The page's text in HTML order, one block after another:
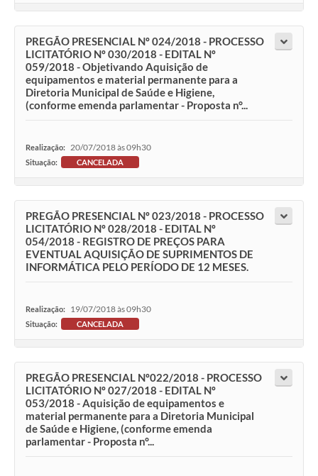
PREGÃO PRESENCIAL Nº 024/2018 - PROCESSO
LICITATÓRIO Nº 030/2018 - EDITAL Nº
059/2018 - Objetivando Aquisição de
equipamentos e material permanente para a
Diretoria Municipal de Saúde e Higiene,
(conforme emenda parlamentar - Proposta n°...
Realização: 20/07/2018 às 09h30
Situação: CANCELADA
PREGÃO PRESENCIAL Nº 023/2018 - PROCESSO
LICITATÓRIO Nº 028/2018 - EDITAL Nº
054/2018 - REGISTRO DE PREÇOS PARA
EVENTUAL AQUISIÇÃO DE SUPRIMENTOS DE
INFORMÁTICA PELO PERÍODO DE 12 MESES.
Realização: 19/07/2018 às 09h30
Situação: CANCELADA
PREGÃO PRESENCIAL Nº022/2018 - PROCESSO
LICITATÓRIO Nº 027/2018 - EDITAL Nº
053/2018 - Aquisição de equipamentos e
material permanente para a Diretoria Municipal
de Saúde e Higiene, (conforme emenda
parlamentar - Proposta n°...